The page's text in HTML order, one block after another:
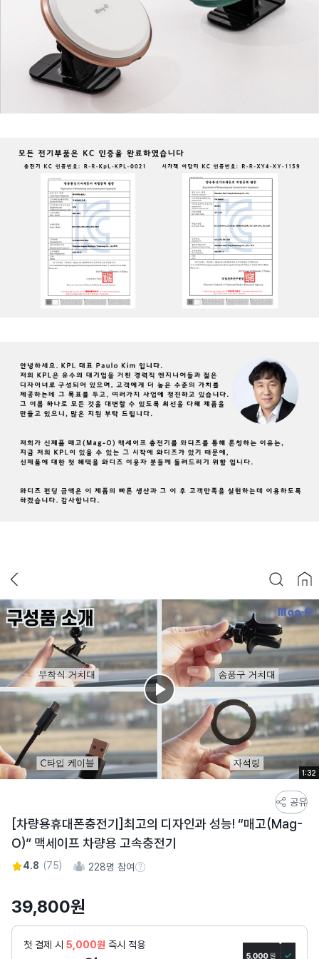
1:32
토
어
스
토
상
공유
[차량용휴대폰충전기]최고의 디자인과 성능! “매고(Mag-
O)” 맥세이프 차량용 고속충전기
4.8 (75) 228명 참여참여 수 정보
39,800원
첫 결제 시 5,000원 즉시 적용